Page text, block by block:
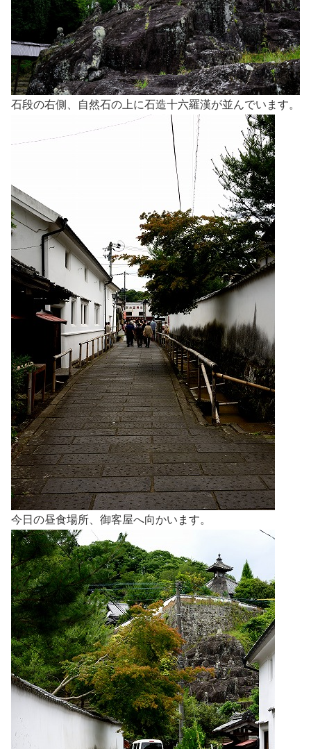
石段の右側、自然石の上に石造十六羅漢が並んでいます。
今日の昼食場所、御客屋へ向かいます。